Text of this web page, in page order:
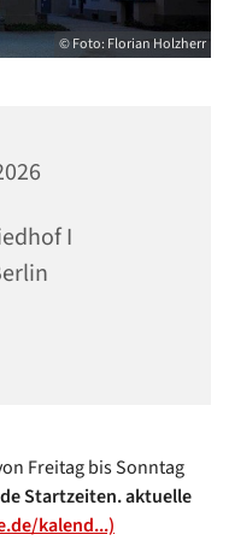
© Foto: Florian Holzherr
I
Freitag bis Sonntag
Startzeiten. aktuelle
kalend...)